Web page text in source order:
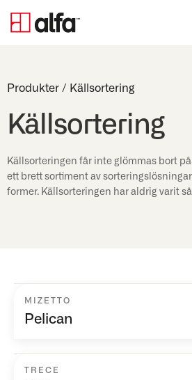
Produkter / Källsortering
Källsortering
Källsorteringen får inte glömmas bort
ett brett sortiment av
former. Källsorteringen har aldrig varit
MIZETTO
Pelican
TRECE